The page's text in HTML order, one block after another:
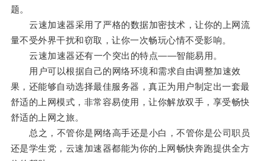
题。
云速加速器采用了严格的数据加密技术，让你的上网流
量不受外界干扰和窃取，让你一次畅玩心情不受影响。
云速加速器还有一个突出的特点——智能易用。
用户可以根据自己的网络环境和需求自由调整加速效
果，还能够自动选择最佳服务器，真正为用户制定出一套最
舒适的上网模式，非常容易使用，让你解放双手，享受畅快
舒适的上网之旅。
总之，不管你是网络高手还是小白，不管你是公司职员
还是学生党，云速加速器都能为你的上网畅快奔跑提供全方